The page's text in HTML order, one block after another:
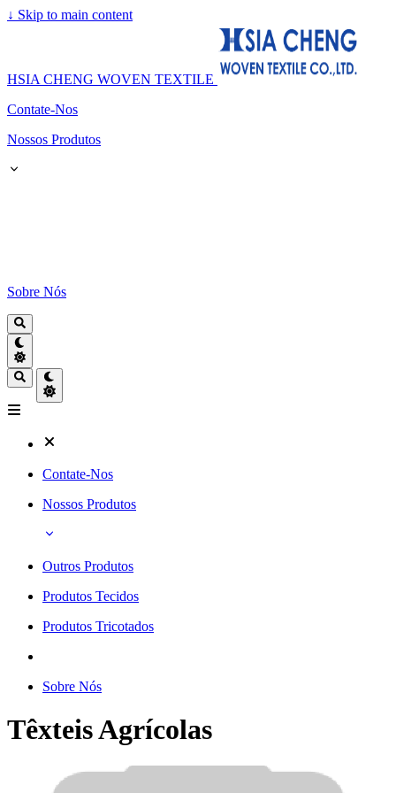
↓ Skip to main content
HSIA CHENG WOVEN TEXTILE
Contate-Nos
Nossos Produtos
Sobre Nós
Contate-Nos
Nossos Produtos
Outros Produtos
Produtos Tecidos
Produtos Tricotados
Sobre Nós
Têxteis Agrícolas